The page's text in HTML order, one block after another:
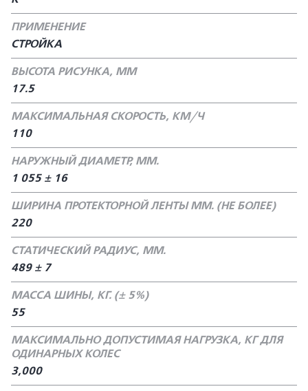
ПРИМЕНЕНИЕ
СТРОЙКА
ВЫСОТА РИСУНКА, ММ
17.5
МАКСИМАЛЬНАЯ СКОРОСТЬ, КМ/Ч
110
НАРУЖНЫЙ ДИАМЕТР, ММ.
1 055 ± 16
ШИРИНА ПРОТЕКТОРНОЙ ЛЕНТЫ ММ. (НЕ БОЛЕЕ)
220
СТАТИЧЕСКИЙ РАДИУС, ММ.
489 ± 7
МАССА ШИНЫ, КГ. (± 5%)
55
МАКСИМАЛЬНО ДОПУСТИМАЯ НАГРУЗКА, КГ ДЛЯ
ОДИНАРНЫХ КОЛЕС
3,000